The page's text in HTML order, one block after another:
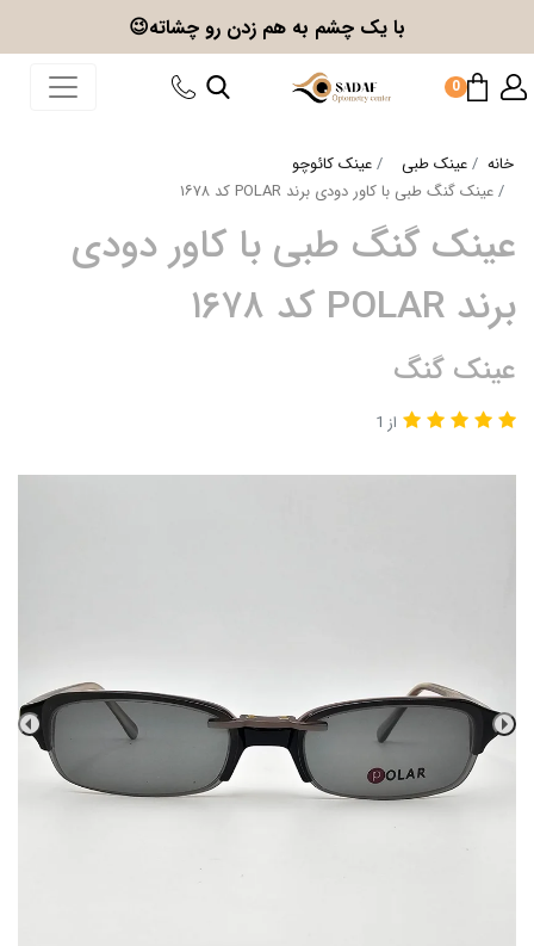
با یک چشم به هم زدن رو چشاته😉
0
خانه عینک طبی
عینک کائوچو
عینک گنگ طبی با کاور دودی برند POLAR کد ۱۶۷۸
عینک گنگ طبی با کاور دودی
برند POLAR کد ۱۶۷۸
عینک گنگ
از 1